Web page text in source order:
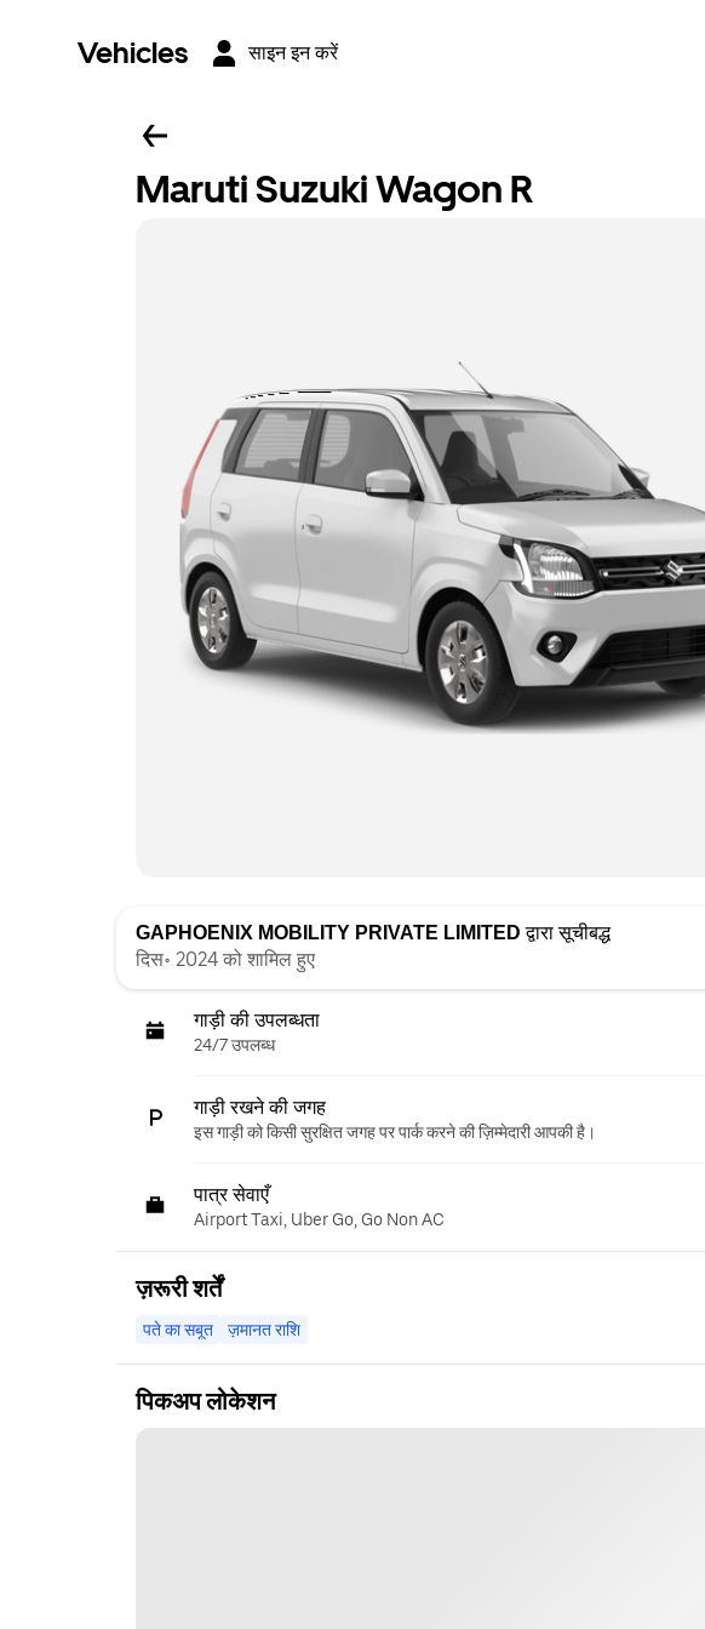
Vehicles साइन इन करें
Maruti Suzuki Wagon R
GAPHOENIX MOBILITY PRIVATE LIMITED द्वारा सूचीबद्ध
दिस॰ 2024 को शामिल हुए
गाड़ी की उपलब्धता
24/7 उपलब्ध
गाड़ी रखने की जगह
इस गाड़ी को किसी सुरक्षित जगह पर पार्क करने की ज़िम्मेदारी आपकी है।
पात्र सेवाएँ
Airport Taxi, Uber Go, Go Non AC
ज़रूरी शर्तें
पते का सबूत ज़मानत राशि
पिकअप लोकेशन